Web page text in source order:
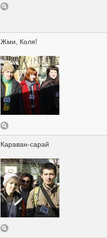
Жми, Коля!
Караван-сарай